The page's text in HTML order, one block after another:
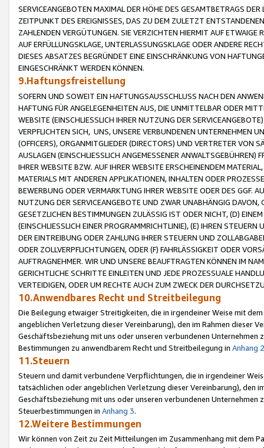
SERVICEANGEBOTEN MAXIMAL DER HÖHE DES GESAMTBETRAGS
ZEITPUNKT DES EREIGNISSES, DAS ZU DEM ZULETZT
ZAHLENDEN VERGÜTUNGEN. SIE VERZICHTEN HIERMIT AUF
AUF ERFÜLLUNGSKLAGE, UNTERLASSUNGSKLAGE ODER ANDERE
DIESES ABSATZES BEGRÜNDET EINE EINSCHRÄNKUNG VON
EINGESCHRÄNKT WERDEN KÖNNEN.
9.Haftungsfreistellung
SOFERN UND SOWEIT EIN HAFTUNGSAUSSCHLUSS NACH DEN
HAFTUNG FÜR ANGELEGENHEITEN AUS, DIE UNMITTELBAR ODER
WEBSITE (EINSCHLIESSLICH IHRER NUTZUNG DER
VERPFLICHTEN SICH, UNS, UNSERE VERBUNDENEN UNTERNEHMEN
(OFFICERS), ORGANMITGLIEDER (DIRECTORS) UND VERTRETER VON
AUSLAGEN (EINSCHLIESSLICH ANGEMESSENER
IHRER WEBSITE BZW. AUF IHRER WEBSITE ERSCHEINENDEM
MATERIALS MIT ANDEREN APPLIKATIONEN, INHALTEN ODER
BEWERBUNG ODER VERMARKTUNG IHRER WEBSITE ODER DES GGF.
NUTZUNG DER SERVICEANGEBOTE UND ZWAR UNABHÄNGIG
GESETZLICHEN BESTIMMUNGEN ZULÄSSIG IST ODER NICHT, (D)
(EINSCHLIESSLICH EINER PROGRAMMRICHTLINIE), (E) IHREN
DER EINTREIBUNG ODER ZAHLUNG IHRER STEUERN UND
ODER ZOLLVERPFLICHTUNGEN, ODER (F) FAHRLÄSSIGKEIT ODER
AUFTRAGNEHMER. WIR UND UNSERE BEAUFTRAGTEN KÖNNEN IM
GERICHTLICHE SCHRITTE EINLEITEN UND JEDE PROZESSUALE
VERTEIDIGEN, ODER UM RECHTE AUCH ZUM ZWECK DER
10.Anwendbares Recht und Streitbeilegung
Die Beilegung etwaiger Streitigkeiten, die in irgendeiner Weise mit
angeblichen Verletzung dieser Vereinbarung), den im Rahmen dieser
Geschäftsbeziehung mit uns oder unseren verbundenen
Bestimmungen zu anwendbarem Recht und Streitbeilegung in Anhang 2
11.Steuern
Steuern und damit verbundene Verpflichtungen, die in irgendeiner
tatsächlichen oder angeblichen Verletzung dieser Vereinbarung), den
Geschäftsbeziehung mit uns oder unseren verbundenen
Steuerbestimmungen in Anhang 3.
12.Weitere Bestimmungen
Wir können von Zeit zu Zeit Mitteilungen im Zusammenhang mit dem